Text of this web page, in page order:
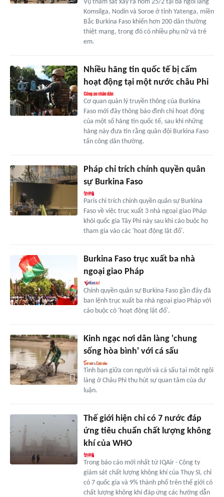
Vụ thảm sát xảy ra hôm 25/2 tại ba ngôi làng
Komsilga, Nodin và Soroe ở tỉnh Yatenga, miền
Bắc Burkina Faso khiến hơn 200 dân thường
thiệt mạng, trong đó có nhiều phụ nữ và trẻ
em.
Nhiều hãng tin quốc tế bị cấm
hoạt động tại một nước châu Phi
Cơ quan quản lý truyền thông của Burkina
Faso mới đây thông báo đình chỉ hoạt động
của một số hãng tin quốc tế, sau khi những
hãng này đưa tin rằng quân đội Burkina Faso
tấn công dân thường.
Pháp chỉ trích chính quyền quân
sự Burkina Faso
Paris chỉ trích chính quyền quân sự Burkina
Faso về việc trục xuất 3 nhà ngoại giao Pháp
khỏi quốc gia Tây Phi này sau khi cáo buộc họ
tham gia vào các 'hoạt động lật đổ'.
Burkina Faso trục xuất ba nhà
ngoại giao Pháp
Chính quyền quân sự Burkina Faso gần đây đã
ban lệnh trục xuất ba nhà ngoại giao Pháp với
cáo buộc có 'hoạt động lật đổ'.
Kinh ngạc nơi dân làng 'chung
sống hòa bình' với cá sấu
Tình bạn giữa con người và cá sấu tại một ngôi
làng ở Châu Phi thu hút sự quan tâm của dư
luận.
Thế giới hiện chỉ có 7 nước đáp
ứng tiêu chuẩn chất lượng không
khí của WHO
Trong báo cáo mới nhất từ IQAir - Công ty
giám sát chất lượng không khí của Thụy Sĩ, chỉ
có 7 quốc gia và 9% thành phố trên thế giới có
chất lượng không khí đáp ứng các hướng dẫn